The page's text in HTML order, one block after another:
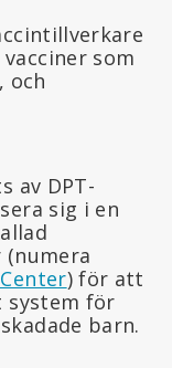
som
och
av DPT-
sig i en
) för att
system för
barn.